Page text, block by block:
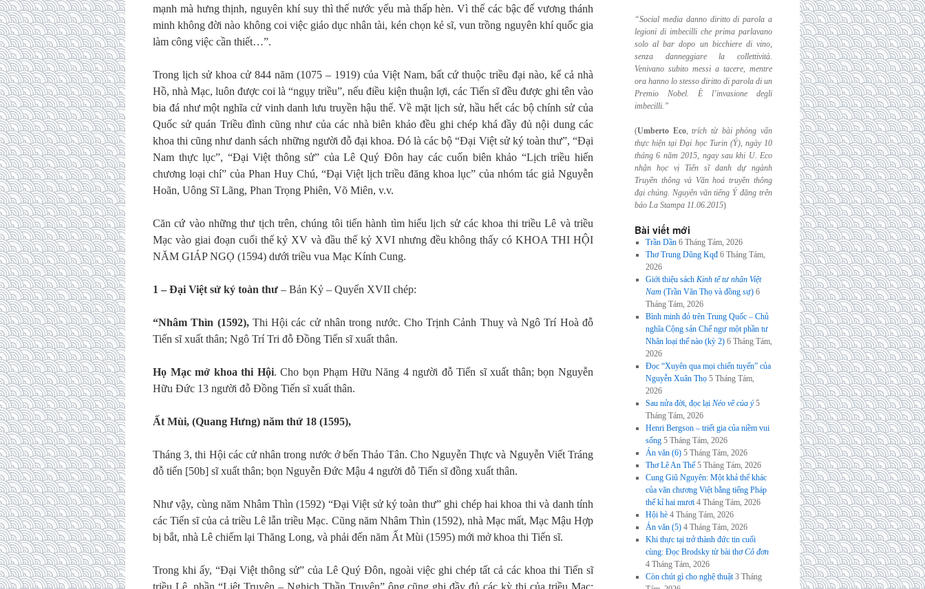
mạnh mà hưng thịnh, nguyên khí suy thì thế nước yếu mà thấp hèn. Vì thế các bậc đế vương thánh
minh không đời nào không coi việc giáo dục nhân tài, kén chọn kẻ sĩ, vun trồng nguyên khí quốc gia
làm công việc cần thiết…”.
Trong lịch sử khoa cử 844 năm (1075 – 1919) của Việt Nam, bất cứ thuộc triều đại nào, kể cả nhà
Hồ, nhà Mạc, luôn được coi là “ngụy triều”, nếu điều kiện thuận lợi, các Tiến sĩ đều được ghi tên vào
bia đá như một nghĩa cử vinh danh lưu truyền hậu thế. Về mặt lịch sử, hầu hết các bộ chính sử của
Quốc sử quán Triều đình cũng như của các nhà biên khảo đều ghi chép khá đầy đủ nội dung các
khoa thi cũng như danh sách những người đỗ đại khoa. Đó là các bộ “Đại Việt sử ký toàn thư”, “Đại
Nam thực lục”, “Đại Việt thông sử” của Lê Quý Đôn hay các cuốn biên khảo “Lịch triều hiến
chương loại chí” của Phan Huy Chú, “Đại Việt lịch triều đăng khoa lục” của nhóm tác giả Nguyễn
Hoãn, Uông Sĩ Lãng, Phan Trọng Phiên, Võ Miên, v.v.
Căn cứ vào những thư tịch trên, chúng tôi tiến hành tìm hiểu lịch sử các khoa thi triều Lê và triều
Mạc vào giai đoạn cuối thế kỷ XV và đầu thế kỷ XVI nhưng đều không thấy có KHOA THI HỘI
NĂM GIÁP NGỌ (1594) dưới triều vua Mạc Kính Cung.
1 – Đại Việt sử ký toàn thư – Bản Kỷ – Quyển XVII chép:
“Nhâm Thìn (1592),Thi Hội các cử nhân trong nước. Cho Trịnh Cảnh Thuỵ và Ngô Trí Hoà đỗ
Tiến sĩ xuất thân; Ngô Trí Tri đỗ Đồng Tiến sĩ xuất thân.
Họ Mạc mở khoa thi Hội. Cho bọn Phạm Hữu Năng 4 người đỗ Tiến sĩ xuất thân; bọn Nguyễn
Hữu Đức 13 người đỗ Đồng Tiến sĩ xuất thân.
Ất Mùi, (Quang Hưng) năm thứ 18 (1595),
Tháng 3, thi Hội các cử nhân trong nước ở bến Thảo Tân. Cho Nguyễn Thực và Nguyễn Viết Tráng
đỗ tiến [50b] sĩ xuất thân; bọn Nguyễn Đức Mậu 4 người đỗ Tiến sĩ đồng xuất thân.
Như vậy, cùng năm Nhâm Thìn (1592) “Đại Việt sử ký toàn thư” ghi chép hai khoa thi và danh tính
các Tiến sĩ của cả triều Lê lẫn triều Mạc. Cũng năm Nhâm Thìn (1592), nhà Mạc mất, Mạc Mậu Hợp
bị bắt, nhà Lê chiếm lại Thăng Long, và phải đến năm Ất Mùi (1595) mới mở khoa thi Tiến sĩ.
Trong khi ấy, “Đại Việt thông sử” của Lê Quý Đôn, ngoài việc ghi chép tất cả các khoa thi Tiến sĩ
triều Lê, phần “Liệt Truyện – Nghịch Thần Truyện” ông cũng ghi đầy đủ các kỳ thi của triều Mạc:
“Social media danno diritto di parola a
legioni di imbecilli che prima parlavano
solo albar dopo un bicchiere di vino,
senza danneggiare la collettività.
Venivano subito messi a tacere, mentre
ora hanno lo stesso diritto di parola di un
Premio Nobel. È l’invasione degli
imbecilli.”
(Umberto Eco,trích từ bài phỏng vấn
thực hiện tại Đại học Turin (Ý), ngày 10
tháng 6 năm 2015, ngay sau khi U. Eco
nhận học vị Tiến sĩ danh dự ngành
Truyền thông và Văn hoá truyền thông
đại chúng. Nguyên văn tiếng Ý đăng trên
báo La Stampa 11.06.2015)
Bài viết mới
Trần Dần 6 Tháng Tám, 2026
Thơ Trung Dũng Kqđ 6 Tháng Tám,
2026
Giới thiệu sách Kinh tế tư nhân Việt
Nam (Trần Văn Thọ và đồng sự) 6
Tháng Tám, 2026
Bình minh đỏ trên Trung Quốc – Chủ
nghĩa Cộng sản Chế ngự một phần tư
Nhân loại thế nào (kỳ 2) 6 Tháng Tám,
2026
Đọc “Xuyên qua mọi chiến tuyến” của
Nguyễn Xuân Thọ 5 Tháng Tám,
2026
Sau nửa đời, đọc lại Nẻo về của ý 5
Tháng Tám, 2026
Henri Bergson – triết gia của niềm vui
sống 5 Tháng Tám, 2026
Án văn (6) 5 Tháng Tám, 2026
Thơ Lê An Thế 5 Tháng Tám, 2026
Cung Giũ Nguyên: Một khả thể khác
của văn chương Việt bằng tiếng Pháp
thế kỉ hai mươi 4 Tháng Tám, 2026
Hội hè 4 Tháng Tám, 2026
Án văn (5) 4 Tháng Tám, 2026
Khi thực tại trở thành đức tin cuối
cùng: Đọc Brodsky từ bài thơCô đơn
4 Tháng Tám, 2026
Còn chút gì cho nghệ thuật 3 Tháng